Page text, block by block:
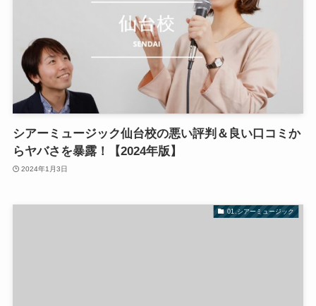
シアーミュージック仙台校の悪い評判＆良い口コミか
らヤバさを暴露！【2024年版】
2024年1月3日
01.シアーミュージック